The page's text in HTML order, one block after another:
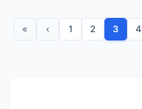
« ‹ 1 2 3 4